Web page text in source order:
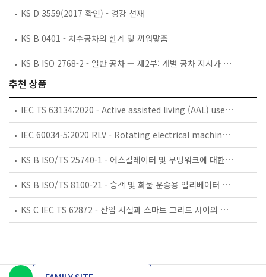
KS D 3559(2017 확인) - 경강 선재
KS B 0401 - 치수공차의 한계 및 끼워맞춤
KS B ISO 2768-2 - 일반 공차 — 제2부: 개별 공차 지시가 없는 형체에 대한 기하공차
추천 상품
IEC TS 63134:2020 - Active assisted living (AAL) use cases
IEC 60034-5:2020 RLV - Rotating electrical machines - Part 5: Degrees of protection provided by the integral design of rotating electrical machines (IP code) - Classification
KS B ISO/TS 25740-1 - 에스컬레이터 및 무빙워크에 대한 안전요건 — 제1부: 세계공통 필수 안전요건(GESRs)
KS B ISO/TS 8100-21 - 승객 및 화물 운송용 엘리베이터 —제21부: 세계공통 필수안전요건(GESRs)을 충족하는 세계공통 안전 파라미터(GSPs)
KS C IEC TS 62872 - 산업 시설과 스마트 그리드 사이의 산업 공정 측정, 제어 및 자동화 시스템 인터페이스